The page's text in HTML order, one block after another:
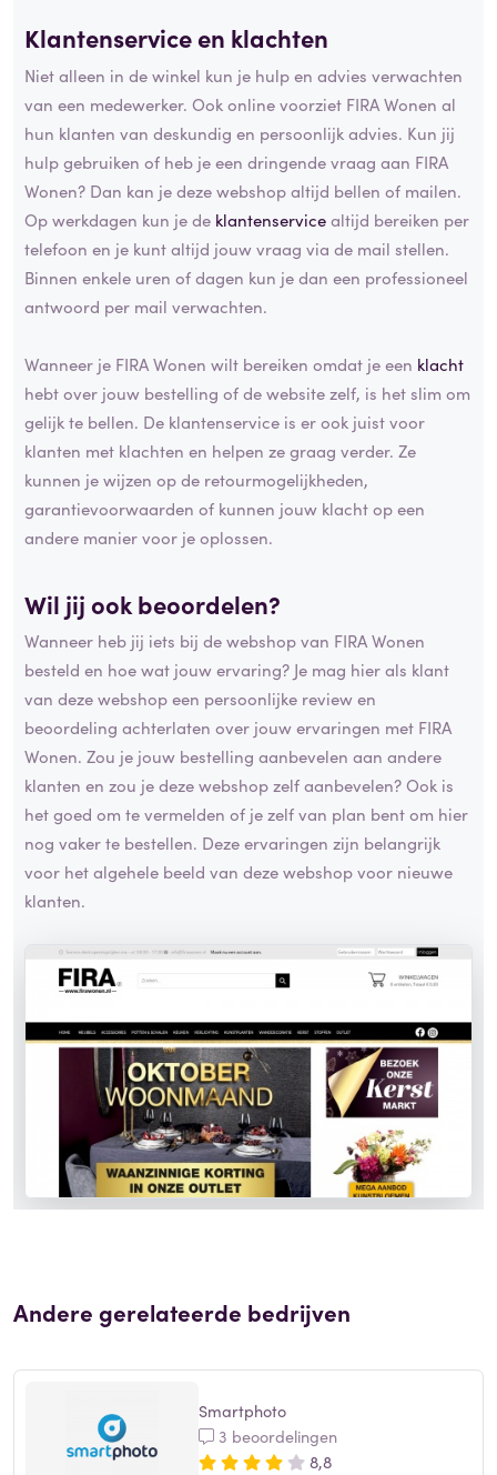
Klantenservice en klachten
Niet alleen in de winkel kun je hulp en advies verwachten
van een medewerker. Ook online voorziet FIRA Wonen al
hun klanten van deskundig en persoonlijk advies. Kun jij
hulp gebruiken of heb je een dringende vraag aan FIRA
Wonen? Dan kan je deze webshop altijd bellen of mailen.
Op werkdagen kun je de klantenservicealtijd bereiken per
telefoon en je kunt altijd jouw vraag via de mail stellen.
Binnen enkele uren of dagen kun je dan een professioneel
antwoord per mail verwachten.
Wanneer je FIRA Wonen wilt bereiken omdat je een klacht
hebt over jouw bestelling of de website zelf, is het slim om
gelijk te bellen. De klantenservice is er ook juist voor
klanten met klachten en helpen ze graag verder. Ze
kunnen je wijzen op de retourmogelijkheden,
garantievoorwaarden of kunnen jouw klacht op een
andere manier voor je oplossen.
Wil jij ook beoordelen?
Wanneer heb jij iets bij de webshop van FIRA Wonen
besteld en hoe wat jouw ervaring? Je mag hier als klant
van deze webshop een persoonlijke review en
beoordeling achterlaten over jouw ervaringen met FIRA
Wonen. Zou je jouw bestelling aanbevelen aan andere
klanten en zou je deze webshop zelf aanbevelen? Ook is
het goed om te vermelden of je zelf van plan bent om hier
nog vaker te bestellen. Deze ervaringen zijn belangrijk
voor het algehele beeld van deze webshop voor nieuwe
klanten.
Andere gerelateerde bedrijven
Smartphoto
3 beoordelingen
8,8